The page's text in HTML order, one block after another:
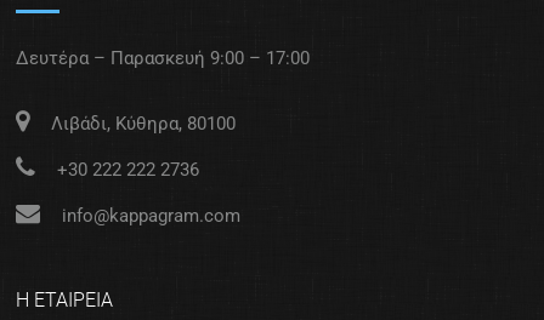
Δευτέρα – Παρασκευή 9:00 – 17:00
Λιβάδι, Κύθηρα, 80100
+30 222 222 2736
info@kappagram.com
Η ΕΤΑΙΡΕΙΑ